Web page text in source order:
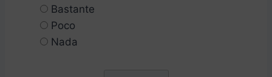
Bastante
Poco
Nada